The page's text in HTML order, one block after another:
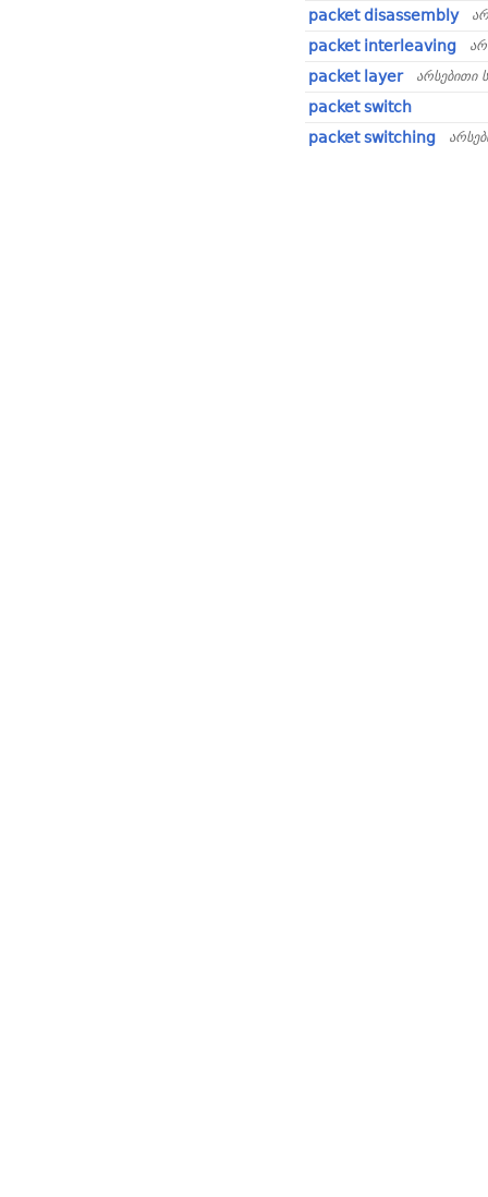
packet disassembly
packet interleaving
packet layer არსებითი
packet switch
packet switching